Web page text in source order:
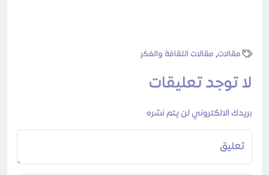
مقالات, مقالات الثقافة والفكر
لا توجد تعليقات
بريدك الالكتروني لن يتم نشره
تعليق